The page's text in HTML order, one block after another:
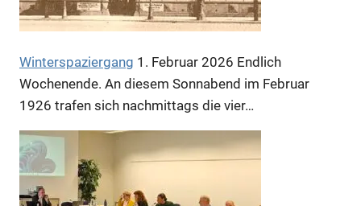
Winterspaziergang 1. Februar 2026 Endlich
Wochenende. An diesem Sonnabend im Februar
1926 trafen sich nachmittags die vier…